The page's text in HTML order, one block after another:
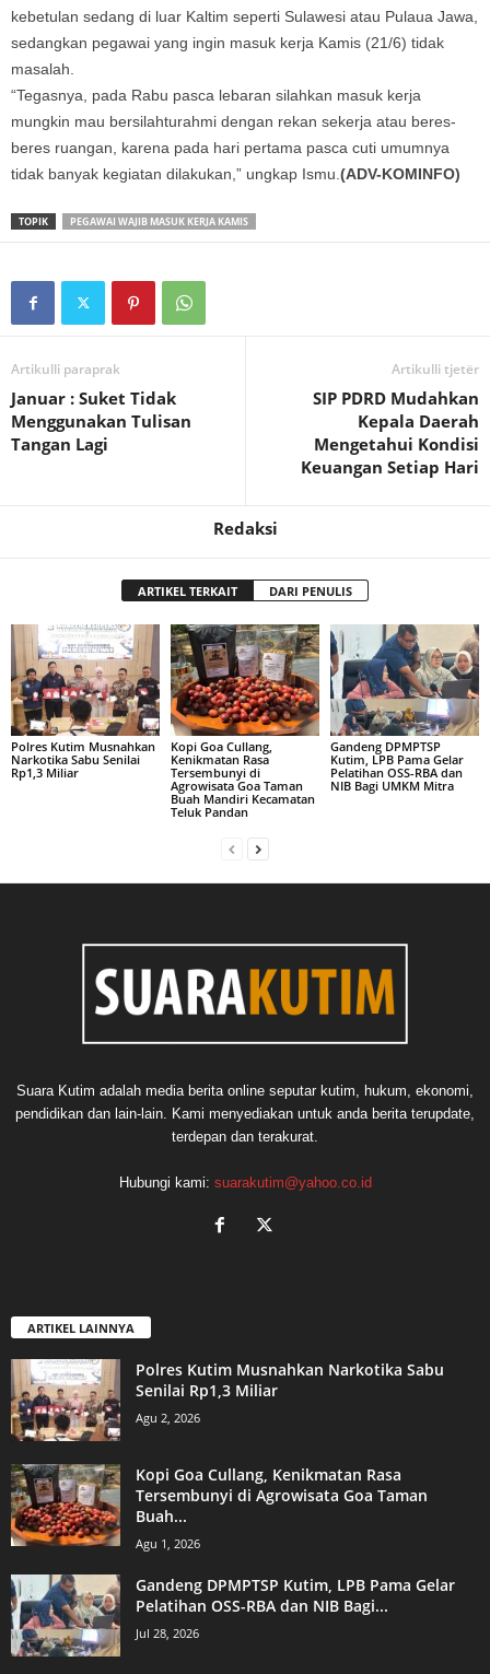
kebetulan sedang di luar Kaltim seperti Sulawesi atau Pulaua Jawa,
sedangkan pegawai yang ingin masuk kerja Kamis (21/6) tidak
masalah.
“Tegasnya, pada Rabu pasca lebaran silahkan masuk kerja
mungkin mau bersilahturahmi dengan rekan sekerja atau beres-
beres ruangan, karena pada hari pertama pasca cuti umumnya
tidak banyak kegiatan dilakukan,” ungkap Ismu. (ADV-KOMINFO)
TOPIK PEGAWAI WAJIB MASUK KERJA KAMIS
Artikulli paraprak
Januar : Suket Tidak
Menggunakan Tulisan
Tangan Lagi
Artikulli tjetër
SIP PDRD Mudahkan
Kepala Daerah
Mengetahui Kondisi
Keuangan Setiap Hari
Redaksi
ARTIKEL TERKAIT DARI PENULIS
Polres Kutim Musnahkan
Narkotika Sabu Senilai
Rp1,3 Miliar
Kopi Goa Cullang,
Kenikmatan Rasa
Tersembunyi di
Agrowisata Goa Taman
Buah Mandiri Kecamatan
Teluk Pandan
Gandeng DPMPTSP
Kutim, LPB Pama Gelar
Pelatihan OSS-RBA dan
NIB Bagi UMKM Mitra
Suara Kutim adalah media berita online seputar kutim, hukum, ekonomi,
pendidikan dan lain-lain. Kami menyediakan untuk anda berita terupdate,
terdepan dan terakurat.
Hubungi kami: suarakutim@yahoo.co.id
ARTIKEL LAINNYA
Polres Kutim Musnahkan Narkotika Sabu
Senilai Rp1,3 Miliar
Agu 2, 2026
Kopi Goa Cullang, Kenikmatan Rasa
Tersembunyi di Agrowisata Goa Taman
Buah...
Agu 1, 2026
Gandeng DPMPTSP Kutim, LPB Pama Gelar
Pelatihan OSS-RBA dan NIB Bagi...
Jul 28, 2026